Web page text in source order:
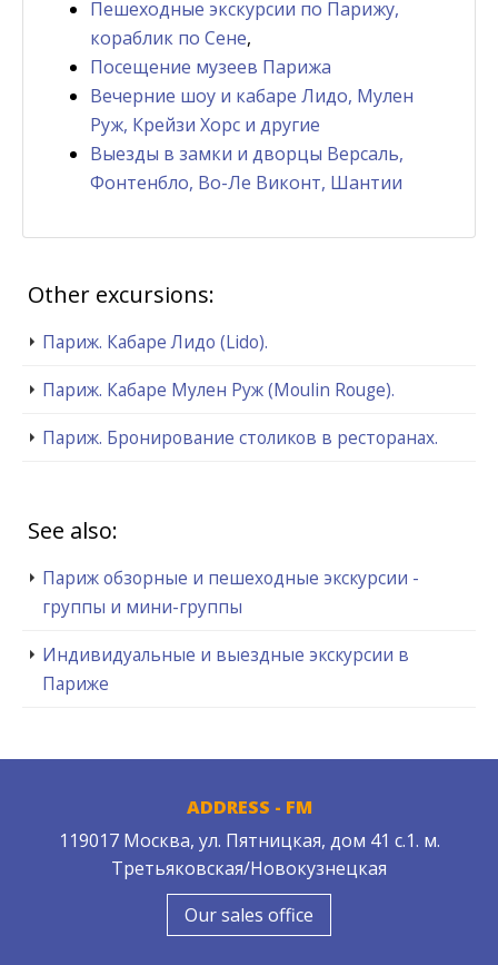
Пешеходные экскурсии по Парижу,
кораблик по Сене,
Посещение музеев Парижа
Вечерние шоу и кабаре Лидо, Мулен
Руж, Крейзи Хорс и другие
Выезды в замки и дворцы Версаль,
Фонтенбло, Во-Ле Виконт, Шантии
Other excursions:
Париж. Кабаре Лидо (Lido).
Париж. Кабаре Мулен Руж (Moulin Rouge).
Париж. Бронирование столиков в ресторанах.
See also:
Париж обзорные и пешеходные экскурсии -
группы и мини-группы
Индивидуальные и выездные экскурсии в
Париже
ADDRESS - FM
119017 Москва, ул. Пятницкая, дом 41 с.1. м.
Третьяковская/Новокузнецкая
Our sales office